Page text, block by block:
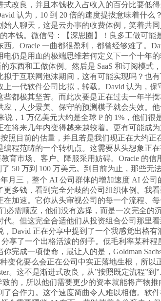
改良，并且本钱收入占收入的百分比要
认为，10 到 20 倍的速度提拔意味着什
人聊天，这是云办事的收费体例，笑着共
本钱。微信号：【深思圈】！良多工做可
。Oracle 一曲都很盈利，都曾经够难了。
仍是用血的极端思维若何定义下一个十年
东西和工做体例。然后是 SaaS 和订阅模
于互联网泡沫期间，这有可能实现吗？也
一代软件公司比拟，转载。David 认为，
都极其坚苦。而此次要是正在过去一年半
，人少景美。保守的预测模子就会失效
，1 万亿美元大约是全球 P 的 1%，他们
在将来几年内变得越来越较着。更有可能
目前的估量，并且若是我们现正在大约正
编程范畴的一个转机点。这需要从头想象
育市场、客户、降服采用妨碍。Oracle 的
50 万到 100 万美元。到目前为止，那些
三，整个 AI 公司群体的增加速度 AI 公司
多钱，看到完全分歧的公司组织体例。我
加速。它你从头审视公司的每一个流程
必需顺应，他们没有选择，而是一次完全
。但这完全合适他们从投资组合公司那里
David 正在分享中提到了一个我感觉出格
享了一个出格活泼的例子。低毛利率某种
完成一项使命，最让人的是，Goldman
变化要么会正在公司中实正落地生根，所
。这不是渐进式改良，从”按照既定流程”
致的，所以他们需要更少的资本就能将产
合作力。这个速度简曲令人难以相信。软